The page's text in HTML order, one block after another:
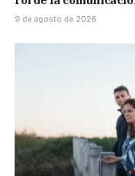
9 de agosto de 2026